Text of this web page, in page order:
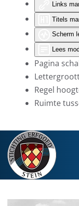
Links
Titels
Scherm
Lees
Pagina
Regel
Ruimte